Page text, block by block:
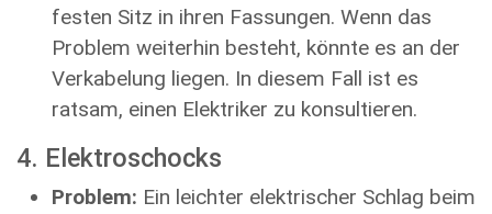
festen Sitz in ihren Fassungen. Wenn das
Problem weiterhin besteht, könnte es an der
Verkabelung liegen. In diesem Fall ist es
ratsam, einen Elektriker zu konsultieren.
4. Elektroschocks
Problem: Ein leichter elektrischer Schlag beim